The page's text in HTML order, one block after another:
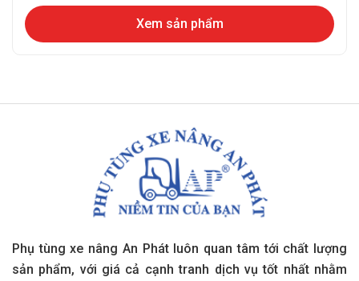
Xem sản phẩm
Phụ tùng xe nâng An Phát luôn quan tâm tới chất lượng
sản phẩm, với giá cả cạnh tranh dịch vụ tốt nhất nhằm